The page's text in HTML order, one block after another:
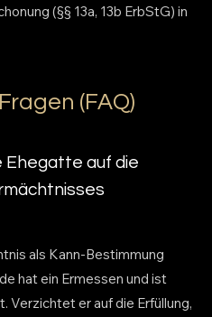
(§§ 13a, 13b ErbStG) in
(FAQ)
Ehegatte auf die
als Kann-Bestimmung
hat ein Ermessen und ist
Verzichtet er auf die Erfüllung,